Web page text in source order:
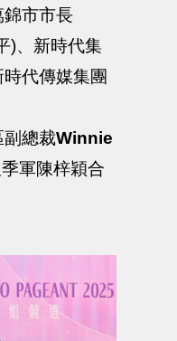
市市長
)、新時代集
代傳媒集團
副總裁Winnie
軍陳梓穎合